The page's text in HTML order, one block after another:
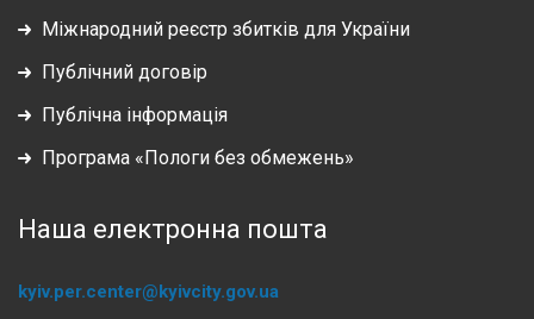
Міжнародний реєстр збитків для України
Публічний договір
Публічна інформація
Програма «Пологи без обмежень»
Наша електронна пошта
kyiv.per.center@kyivcity.gov.ua